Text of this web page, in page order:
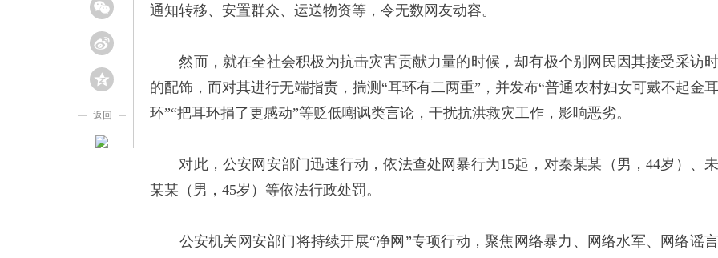
返回
通知转移、安置群众、运送物资等，令无数网友动容。
然而，就在全社会积极为抗击灾害贡献力量的时候，却有极个别网民因其接受采访时
的配饰，而对其进行无端指责，揣测“耳环有二两重”，并发布“普通农村妇女可戴不起金耳
环”“把耳环捐了更感动”等贬低嘲讽类言论，干扰抗洪救灾工作，影响恶劣。
对此，公安网安部门迅速行动，依法查处网暴行为15起，对秦某某（男，44岁）、未
某某（男，45岁）等依法行政处罚。
公安机关网安部门将持续开展“净网”专项行动，聚焦网络暴力、网络水军、网络谣言